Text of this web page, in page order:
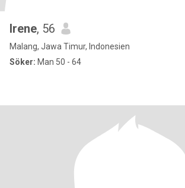
Irene, 56
Malang, Jawa Timur, Indonesien
Söker: Man 50 - 64